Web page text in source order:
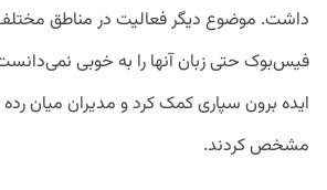
داشت. موضوع دیگر فعالیت در مناطق
فیس‌بوک حتی زبان آنها را به خوبی
ایده برون سپاری کمک کرد و مدیران میان رده
مشخص کردند.